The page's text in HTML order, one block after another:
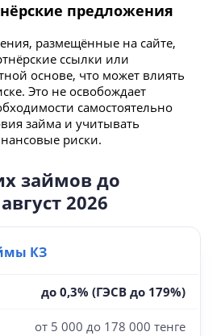
предложения
размещённые на сайте,
ссылки или
основе, что может влиять
Это не освобождает
самостоятельно
займа и учитывать
риски.
займов до
2026
КЗ
до 0,3% (ГЭСВ до 179%)
от 5 000 до 178 000 тенге